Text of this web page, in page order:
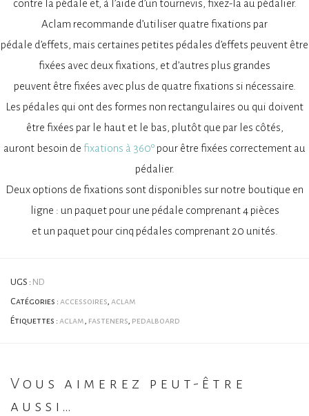
contre la pédale et, à l’aide d’un tournevis, fixez-la au pédalier.
Aclam recommande d’utiliser quatre fixations par
pédale d’effets, mais certaines petites pédales d’effets peuvent être
fixées avec deux fixations, et d’autres plus grandes
peuvent être fixées avec plus de quatre fixations si nécessaire.
Les pédales qui ont des formes non rectangulaires ou qui doivent
être fixées par le haut et le bas, plutôt que par les côtés,
auront besoin de fixations à 360º pour être fixées correctement au
pédalier.
Deux options de fixations sont disponibles sur notre boutique en
ligne : un paquet pour une pédale comprenant 4 pièces
et un paquet pour cinq pédales comprenant 20 unités.
UGS : ND
Catégories : accessoires, aclam
Étiquettes : aclam, fasteners, pedalboard
Vous aimerez peut-être
aussi…